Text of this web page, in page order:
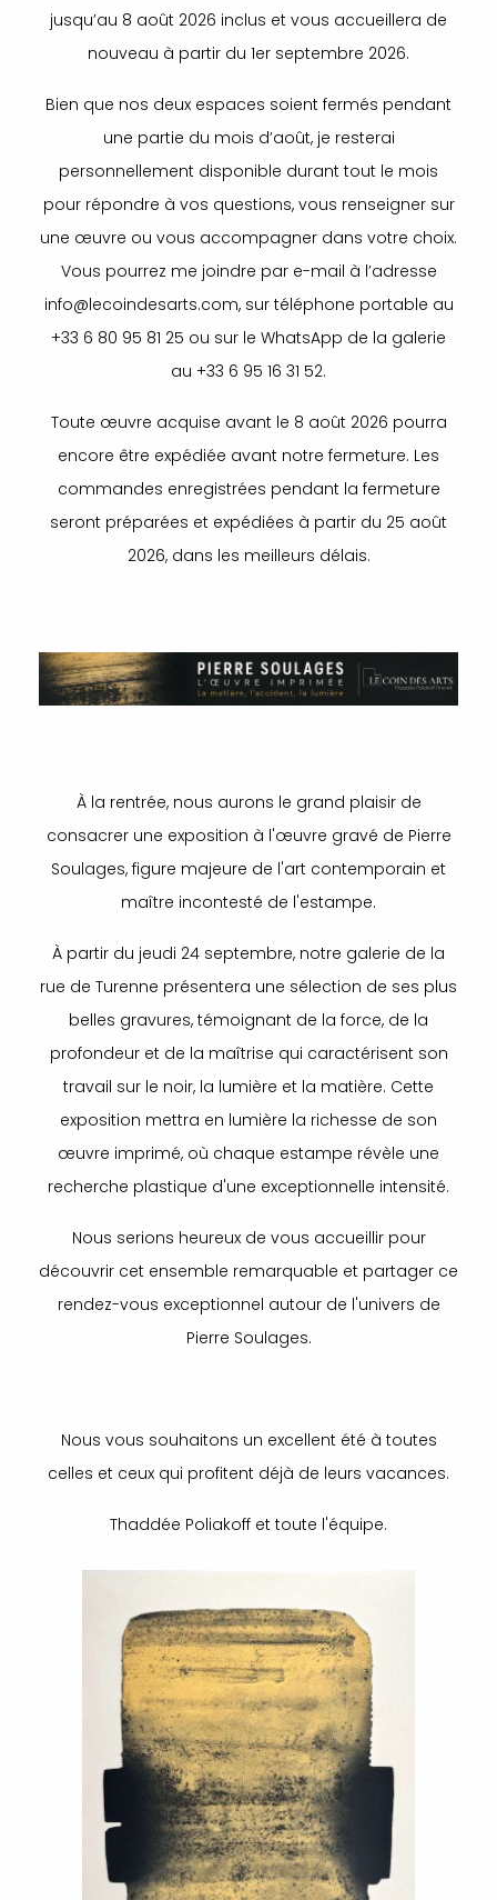
jusqu’au 8 août 2026 inclus et vous accueillera de
nouveau à partir du 1er septembre 2026.
Bien que nos deux espaces soient fermés pendant
une partie du mois d’août, je resterai
personnellement disponible durant tout le mois
pour répondre à vos questions, vous renseigner sur
une œuvre ou vous accompagner dans votre choix.
Vous pourrez me joindre par e-mail à l’adresse
info@lecoindesarts.com, sur téléphone portable au
+33 6 80 95 81 25 ou sur le WhatsApp de la galerie
au +33 6 95 16 31 52.
Toute œuvre acquise avant le 8 août 2026 pourra
encore être expédiée avant notre fermeture. Les
commandes enregistrées pendant la fermeture
seront préparées et expédiées à partir du 25 août
2026, dans les meilleurs délais.
À la rentrée, nous aurons le grand plaisir de
consacrer une exposition à l'œuvre gravé de Pierre
Soulages, figure majeure de l'art contemporain et
maître incontesté de l'estampe.
À partir du jeudi 24 septembre, notre galerie de la
rue de Turenne présentera une sélection de ses plus
belles gravures, témoignant de la force, de la
profondeur et de la maîtrise qui caractérisent son
travail sur le noir, la lumière et la matière. Cette
exposition mettra en lumière la richesse de son
œuvre imprimé, où chaque estampe révèle une
recherche plastique d'une exceptionnelle intensité.
Nous serions heureux de vous accueillir pour
découvrir cet ensemble remarquable et partager ce
rendez-vous exceptionnel autour de l'univers de
Pierre Soulages.
Nous vous souhaitons un excellent été à toutes
celles et ceux qui profitent déjà de leurs vacances.
Thaddée Poliakoff et toute l'équipe.